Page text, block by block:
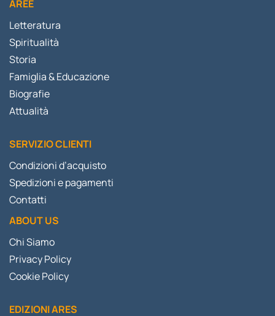
AREE
Letteratura
Spiritualità
Storia
Famiglia & Educazione
Biografie
Attualità
SERVIZIO CLIENTI
Condizioni d’acquisto
Spedizioni e pagamenti
Contatti
ABOUT US
Chi Siamo
Privacy Policy
Cookie Policy
EDIZIONI ARES